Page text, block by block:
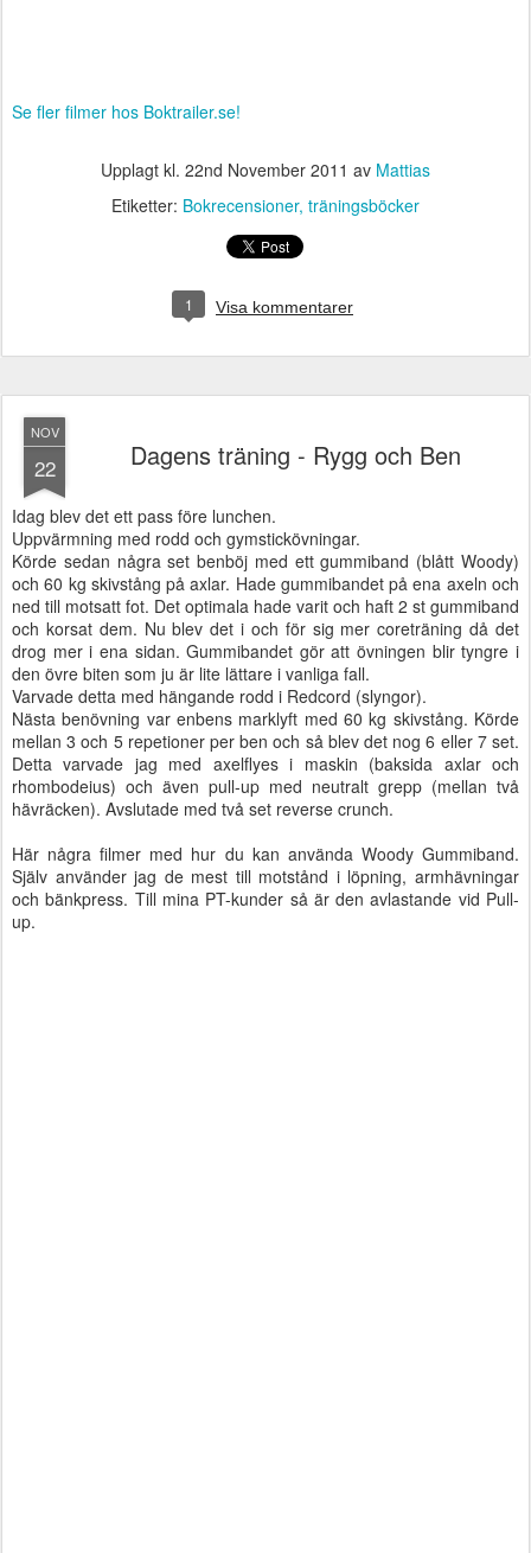
Se fler filmer hos Boktrailer.se!
Upplagt kl. 22nd November 2011 av Mattias
Etiketter: Bokrecensioner träningsböcker
1 Visa kommentarer
NOV
22 Dagens träning - Rygg och Ben
Idag blev det ett pass före lunchen.
Uppvärmning med rodd och gymstickövningar.
Körde sedan några set benböj med ett gummiband (blått Woody)
och 60 kg skivstång på axlar. Hade gummibandet på ena axeln och
ned till motsatt fot. Det optimala hade varit och haft 2 st gummiband
och korsat dem. Nu blev det i och för sig mer coreträning då det
drog mer i ena sidan. Gummibandet gör att övningen blir tyngre i
den övre biten som ju är lite lättare i vanliga fall.
Varvade detta med hängande rodd i Redcord (slyngor).
Nästa benövning var enbens marklyft med 60 kg skivstång. Körde
mellan 3 och 5 repetioner per ben och så blev det nog 6 eller 7 set.
Detta varvade jag med axelflyes i maskin (baksida axlar och
rhombodeius) och även pull-up med neutralt grepp (mellan två
hävräcken). Avslutade med två set reverse crunch.
Här några filmer med hur du kan använda Woody Gummiband.
Själv använder jag de mest till motstånd i löpning, armhävningar
och bänkpress. Till mina PT-kunder så är den avlastande vid Pull-
up.